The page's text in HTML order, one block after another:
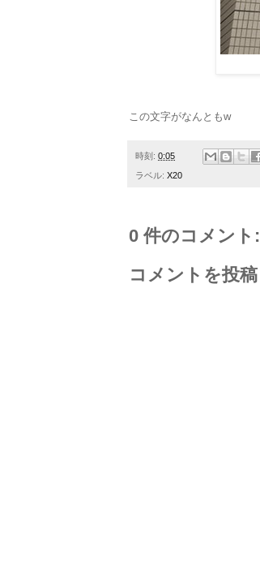
この文字がなんともw
時刻: 0:05
ラベル: X20
0 件のコメント:
コメントを投稿